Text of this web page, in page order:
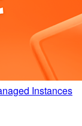
Instances